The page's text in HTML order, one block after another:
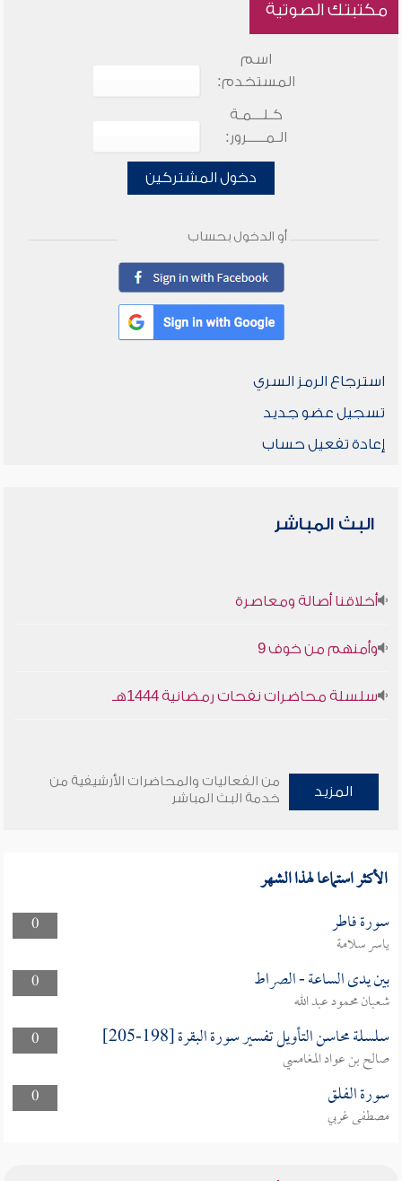
مكتبتك الصوتية
اسم
المستخدم:
كـلـــمـة
الـمـــــرور:
دخول المشتركين
أو الدخول بحساب
استرجاع الرمز السري
تسجيل عضو جديد
إعادة تفعيل حساب
البث المباشر
أخلاقنا أصالة ومعاصرة
وأمنهم من خوف 9
سلسلة محاضرات نفحات رمضانية 1444هـ
المزيد
من الفعاليات والمحاضرات الأرشيفية من
خدمة البث المباشر
الأكثر استماعا لهذا الشهر
0 سورة فاطر
ياسر سلامة
0
بين يدى الساعة - الصراط
شعبان محمود عبد الله
0
سلسلة محاسن التأويل تفسير سورة البقرة [198-205]
صالح بن عواد المغامسي
0
سورة الفلق
مصطفى غربي